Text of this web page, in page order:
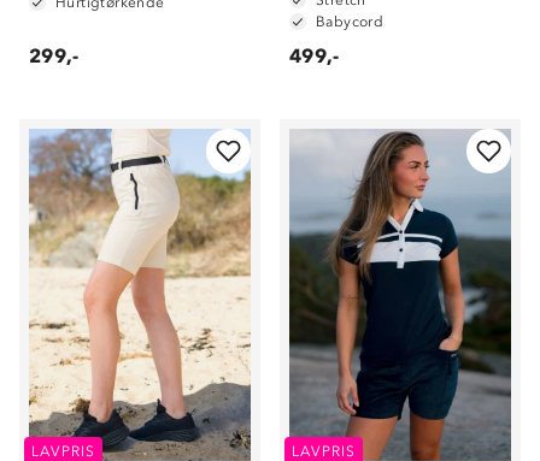
299,-
Babycord
499,-
LAVPRIS LAVPRIS